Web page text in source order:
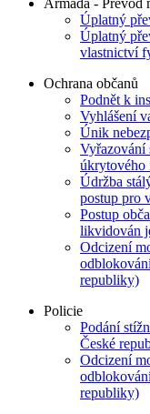
Úplatný
Úplatný
vlastnictví
Ochrana občanů
Podnět k
Vyhlášení
Únik
Vyřazování
úkrytového
Údržba
postup pro
Postup
likvidován
Odcizení
republiky)
Policie
Podání
České
Odcizení
republiky)